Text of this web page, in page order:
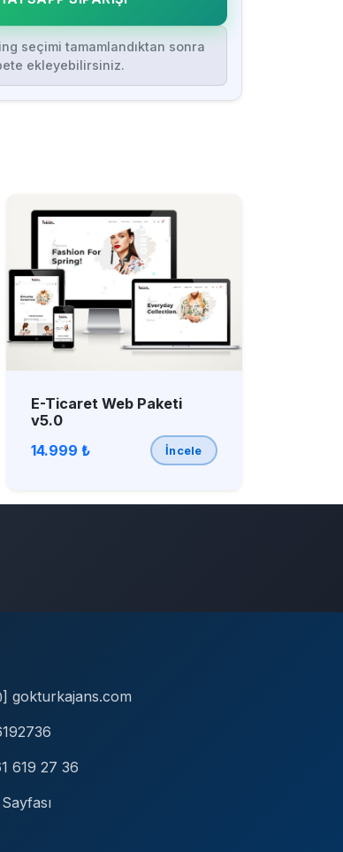
seçimi tamamlandıktan sonra
ekleyebilirsiniz.
E-Ticaret Web Paketi
v5.0
14.999 ₺
İncele
gokturkajans.com
619 27 36